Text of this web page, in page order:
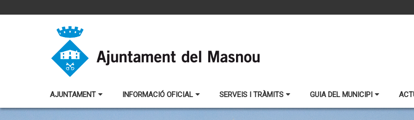
AJUNTAMENT INFORMACIÓ OFICIAL SERVEIS I TRÀMITS GUIA DEL MUNICIPI